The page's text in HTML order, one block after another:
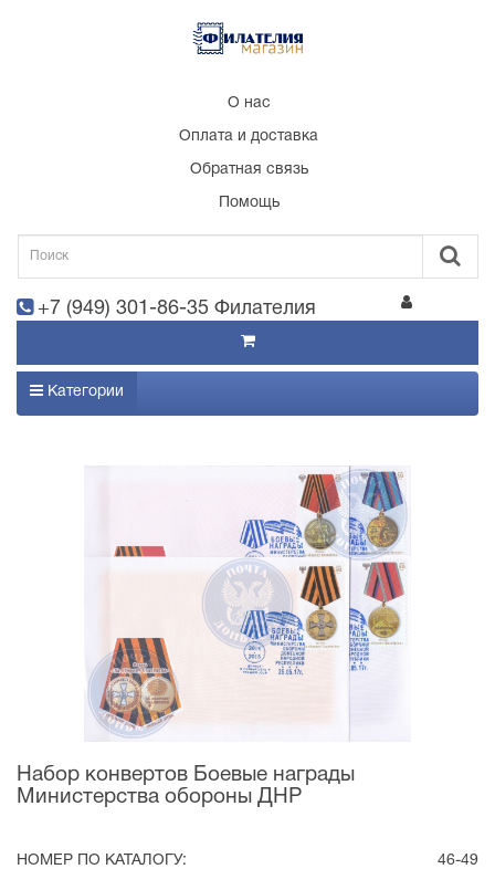
О нас
Оплата и доставка
Обратная связь
Помощь
+7 (949) 301-86-35 Филателия
Категории
Набор конвертов Боевые награды
Министерства обороны ДНР
НОМЕР ПО КАТАЛОГУ: 46-49